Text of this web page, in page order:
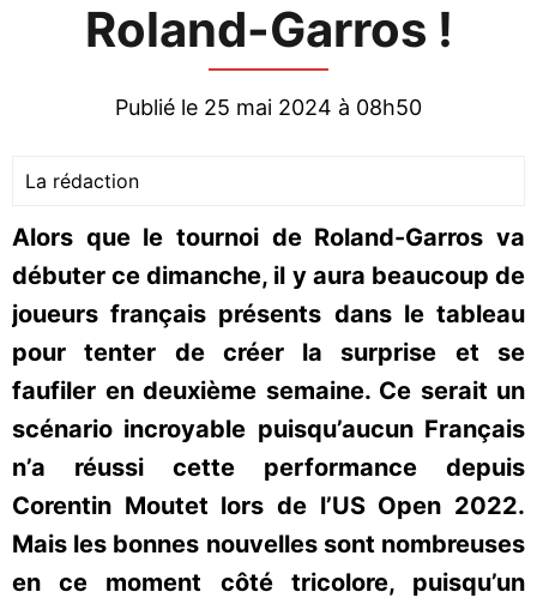
Roland-Garros !
Publié le 25 mai 2024 à 08h50
La rédaction
Alors que le tournoi de Roland-Garros va
débuter ce dimanche, il y aura beaucoup de
joueurs français présents dans le tableau
pour tenter de créer la surprise et se
faufiler en deuxième semaine. Ce serait un
scénario incroyable puisqu’aucun Français
n’a réussi cette performance depuis
Corentin Moutet lors de l’US Open 2022.
Mais les bonnes nouvelles sont nombreuses
en ce moment côté tricolore, puisqu’un